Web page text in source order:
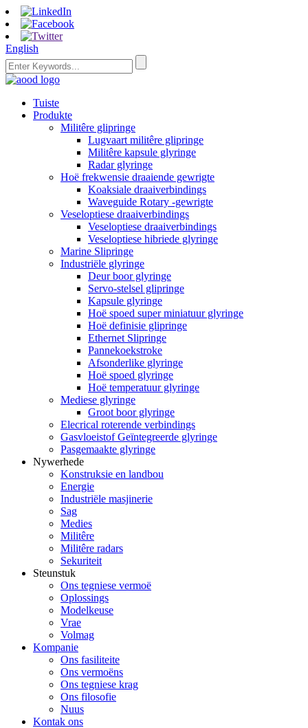
English
Tuiste
Produkte
Militêre glipringe
Lugvaart militêre glipringe
Militêre kapsule glyringe
Radar glyringe
Hoë frekwensie draaiende gewrigte
Koaksiale draaiverbindings
Waveguide Rotary -gewrigte
Veseloptiese draaiverbindings
Veseloptiese draaiverbindings
Veseloptiese hibriede glyringe
Marine Slipringe
Industriële glyringe
Deur boor glyringe
Servo-stelsel glipringe
Kapsule glyringe
Hoë spoed super miniatuur glyringe
Hoë definisie glipringe
Ethernet Slipringe
Pannekoekstroke
Afsonderlike glyringe
Hoë spoed glyringe
Hoë temperatuur glyringe
Mediese glyringe
Groot boor glyringe
Elecrical roterende verbindings
Gasvloeistof Geïntegreerde glyringe
Pasgemaakte glyringe
Nywerhede
Konstruksie en landbou
Energie
Industriële masjinerie
Sag
Medies
Militêre
Militêre radars
Sekuriteit
Steunstuk
Ons tegniese vermoë
Oplossings
Modelkeuse
Vrae
Volmag
Kompanie
Ons fasiliteite
Ons vermoëns
Ons tegniese krag
Ons filosofie
Nuus
Kontak ons